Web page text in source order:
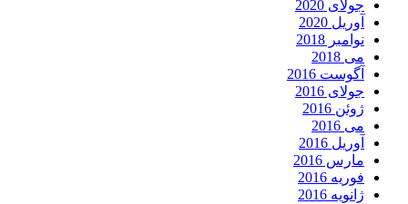
جولای 2020
آوریل 2020
نوامبر 2018
می 2018
آگوست 2016
جولای 2016
ژوئن 2016
می 2016
آوریل 2016
مارس 2016
فوریه 2016
ژانویه 2016